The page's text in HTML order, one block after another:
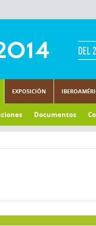
EXPOSICIÓN
Documentos